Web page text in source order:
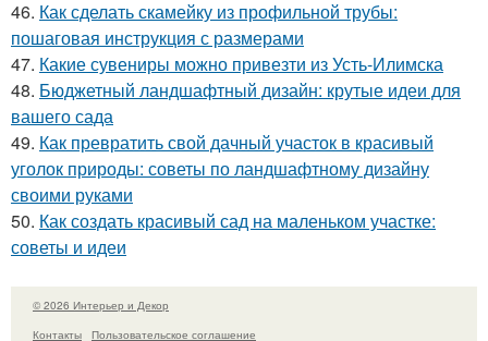
46. Как сделать скамейку из профильной трубы:
пошаговая инструкция с размерами
47. Какие сувениры можно привезти из Усть-Илимска
48. Бюджетный ландшафтный дизайн: крутые идеи для
вашего сада
49. Как превратить свой дачный участок в красивый
уголок природы: советы по ландшафтному дизайну
своими руками
50. Как создать красивый сад на маленьком участке:
советы и идеи
© 2026 Интерьер и Декор
Контакты
Пользовательское соглашение